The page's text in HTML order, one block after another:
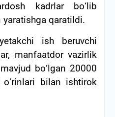
kadrlar bо‘lib
qaratildi.
ish beruvchi
manfaatdor vazirlik
bо‘lgan 20000
bilan ishtirok